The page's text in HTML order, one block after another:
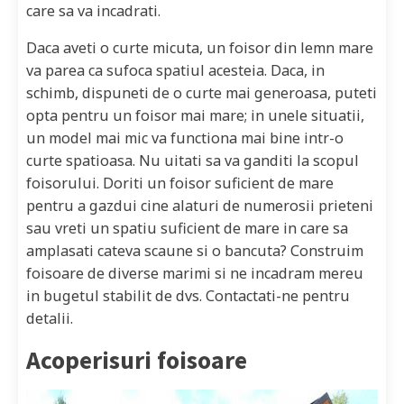
care sa va incadrati.
Daca aveti o curte micuta, un foisor din lemn mare
va parea ca sufoca spatiul acesteia. Daca, in
schimb, dispuneti de o curte mai generoasa, puteti
opta pentru un foisor mai mare; in unele situatii,
un model mai mic va functiona mai bine intr-o
curte spatioasa. Nu uitati sa va ganditi la scopul
foisorului. Doriti un foisor suficient de mare
pentru a gazdui cine alaturi de numerosii prieteni
sau vreti un spatiu suficient de mare in care sa
amplasati cateva scaune si o bancuta? Construim
foisoare de diverse marimi si ne incadram mereu
in bugetul stabilit de dvs. Contactati-ne pentru
detalii.
Acoperisuri foisoare